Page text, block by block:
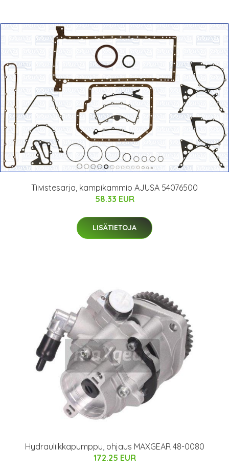
Tiivistesarja, kampikammio AJUSA 54076500
58.33 EUR
LISÄTIETOJA
Hydrauliikkapumppu, ohjaus MAXGEAR 48-0080
172.25 EUR